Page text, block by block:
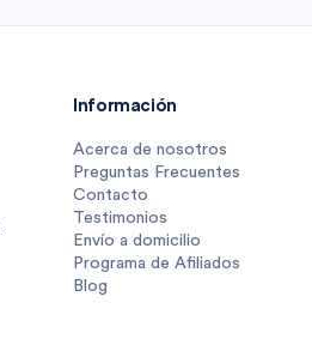
Información
Acerca de nosotros
Preguntas Frecuentes
Contacto
Testimonios
Envío a domicilio
Programa de Afiliados
Blog